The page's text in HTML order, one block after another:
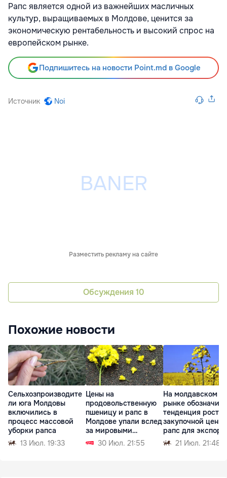
Рапс является одной из важнейших масличных
культур, выращиваемых в Молдове, ценится за
экономическую рентабельность и высокий спрос на
европейском рынке.
Подпишитесь на новости Point.md в Google
Источник Noi
Разместить рекламу на сайте
Обсуждения 10
Похожие новости
Сельхозпроизводите
ли юга Молдовы
включились в
процесс массовой
уборки рапса
13 Июл. 19:33
Цены на
продовольственную
пшеницу и рапс в
Молдове упали вслед
за мировыми
биржами
30 Июл. 21:55
На молдавском
рынке
тенденция роста
закупочной цены
рапс для
21 Июл. 21:48